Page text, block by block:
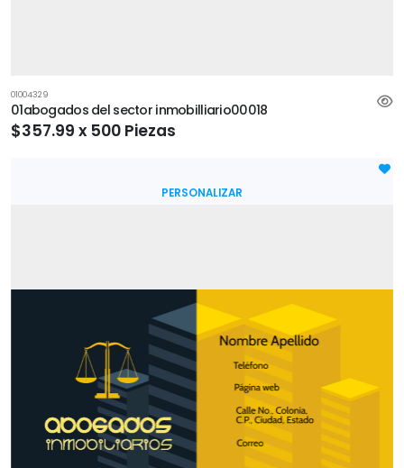
01004329
01abogados del sector inmobilliario00018
$357.99 x 500 Piezas
PERSONALIZAR